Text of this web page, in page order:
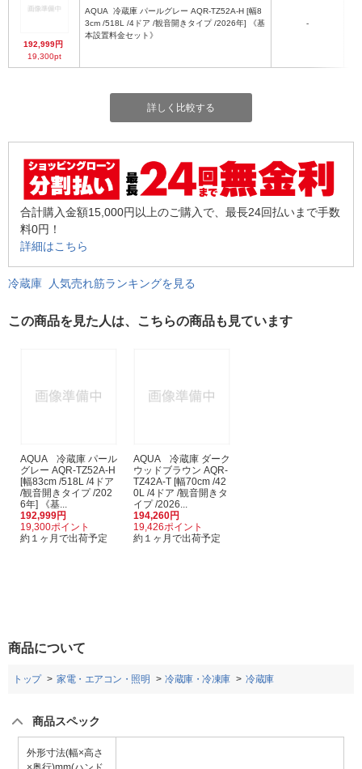
192,999円
19,300pt
AQUA
3cm /518L /4ドア /観音開きタイプ /2026年] 《基
本設置料金セット》
-
詳しく比較する
合計購入金額15,000円以上のご購入で、最長24回払いまで手数
料0円！
詳細はこちら
冷蔵庫 人気売れ筋ランキングを見る
この商品を見た人は、こちらの商品も見ています
AQUA 冷蔵庫 パール
グレー AQR-TZ52A-H
[幅83cm /518L /4ドア
/観音開きタイプ /202
6年] 《基...
192,999円
19,300ポイント
約１ヶ月で出荷予定
AQUA 冷蔵庫 ダーク
ウッドブラウン AQR-
TZ42A-T [幅70cm /42
0L /4ドア /観音開きタ
イプ /2026...
194,260円
19,426ポイント
約１ヶ月で出荷予定
商品について
トップ 家電・エアコン・照明 冷蔵庫・冷凍庫 冷蔵庫
商品スペック
外形寸法(幅×高さ